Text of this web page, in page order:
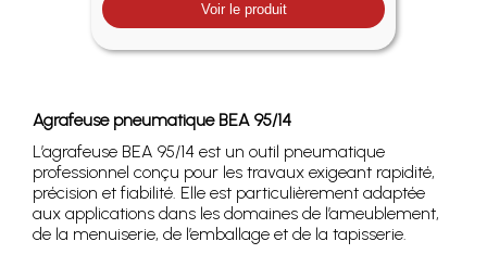
Voir le produit
Agrafeuse pneumatique BEA 95/14
L’agrafeuse BEA 95/14 est un outil pneumatique
professionnel conçu pour les travaux exigeant rapidité,
précision et fiabilité. Elle est particulièrement adaptée
aux applications dans les domaines de l’ameublement,
de la menuiserie, de l’emballage et de la tapisserie.